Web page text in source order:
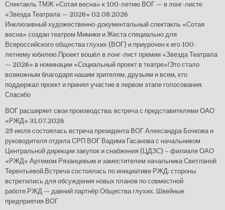
Спектакль ТМЖ «Сотая весна» к 100-летию ВОГ — в лонг-листе
«Звезда Театрала — 2026» 02.08.2026
Инклюзивный художественно-документальный спектакль «Сотая
весна» создан театром Мимики и Жеста специально для
Всероссийского общества глухих (ВОГ) и приурочен к его 100-
летнему юбилею.Проект вошёл в лонг-лист премии «Звезда Театрала
— 2026» в номинации «Социальный проект в театре»!Это стало
возможным благодаря нашим зрителям, друзьям и всем, кто
поддержал проект и принял участие в первом этапе голосования.
Спасибо
ВОГ расширяет свои производства: встреча с представителями ОАО
«РЖД» 31.07.2026
29 июля состоялась встреча президента ВОГ Александра Бочкова и
руководителя отдела СРП ВОГ Вадима Гасанова с начальником
Центральной дирекции закупок и снабжения (ЦДЗС) – филиале ОАО
«РЖД» Артемом Рязанцевым и заместителем начальника Светланой
Терентьевой.Встреча состоялась по инициативе РЖД: стороны
встретились для обсуждения новых планов по совместной
работе.РЖД — давний партнёр Общества глухих. Швейные
предприятия ВОГ